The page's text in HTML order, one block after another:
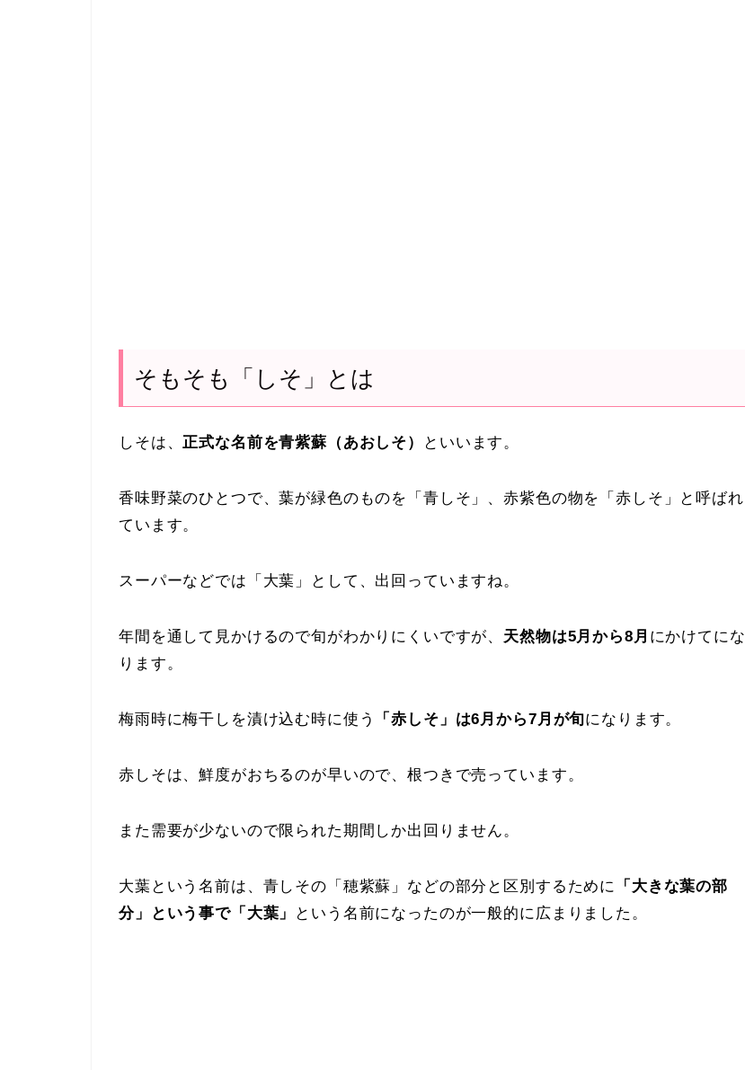
そもそも「しそ」とは
しそは、正式な名前を青紫蘇（あおしそ） といいます。
香味野菜のひとつで、葉が緑色のものを「青しそ」、赤紫色の物を「赤しそ」と呼ばれ
ています。
スーパーなどでは「大葉」として、出回っていますね。
年間を通して見かけるので旬がわかりにくいですが、 天然物は5月から8月 にかけてにな
ります。
梅雨時に梅干しを漬け込む時に使う 「赤しそ」は6月から7月が旬になります。
赤しそは、鮮度がおちるのが早いので、根つきで売っています。
また需要が少ないので限られた期間しか出回りません。
大葉という名前は、青しその「穂紫蘇」などの部分と区別するために
「大きな葉の部
分」という事で「大葉」
という名前になったのが一般的に広まりました。